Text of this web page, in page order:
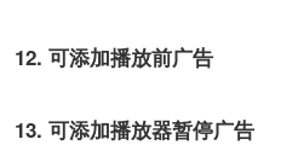
12. 可添加播放前广告
13. 可添加播放器暂停广告